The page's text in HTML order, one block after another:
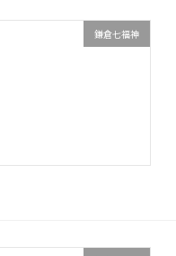
鎌倉七福神